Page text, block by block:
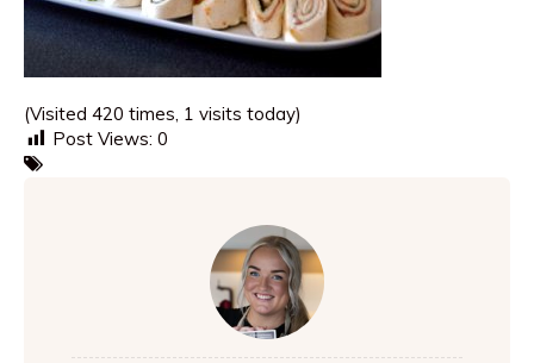
(Visited 420 times, 1 visits today)
Post Views: 0